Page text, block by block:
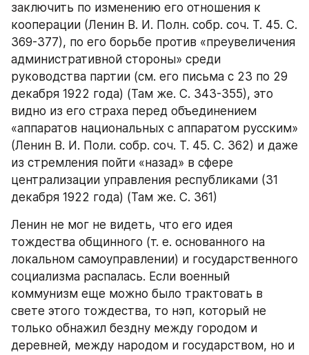
заключить по изменению его отношения к
кооперации (Ленин В. И. Полн. собр. соч. Т. 45. С.
369-377), по его борьбе против «преувеличения
административной стороны» среди
руководства партии (см. его письма с 23 по 29
декабря 1922 года) (Там же. С. 343-355), это
видно из его страха перед объединением
«аппаратов национальных с аппаратом русским»
(Ленин В. И. Поли. собр. соч. Т. 45. С. 362) и даже
из стремления пойти «назад» в сфере
централизации управления республиками (31
декабря 1922 года) (Там же. С. 361)
Ленин не мог не видеть, что его идея
тождества общинного (т. е. основанного на
локальном самоуправлении) и государственного
социализма распалась. Если военный
коммунизм еще можно было трактовать в
свете этого тождества, то нэп, который не
только обнажил бездну между городом и
деревней, между народом и государством, но и